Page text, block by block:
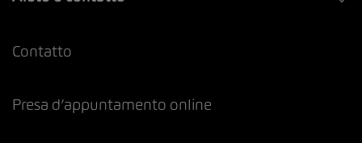
Contatto
Presa d’appuntamento online